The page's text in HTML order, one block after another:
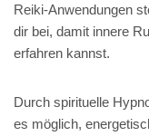
Reiki-Anwendungen
dir bei, damit innere
erfahren kannst.
Durch spirituelle
es möglich,